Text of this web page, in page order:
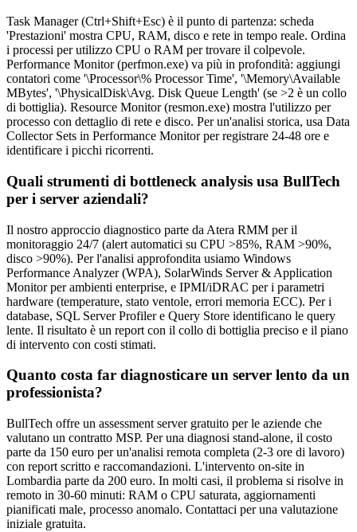
Task Manager (Ctrl+Shift+Esc) è il punto di partenza: scheda
'Prestazioni' mostra CPU, RAM, disco e rete in tempo reale. Ordina
i processi per utilizzo CPU o RAM per trovare il colpevole.
Performance Monitor (perfmon.exe) va più in profondità: aggiungi
contatori come '\Processor\% Processor Time', '\Memory\Available
MBytes', '\PhysicalDisk\Avg. Disk Queue Length' (se >2 è un collo
di bottiglia). Resource Monitor (resmon.exe) mostra l'utilizzo per
processo con dettaglio di rete e disco. Per un'analisi storica, usa Data
Collector Sets in Performance Monitor per registrare 24-48 ore e
identificare i picchi ricorrenti.
Quali strumenti di bottleneck analysis usa BullTech
per i server aziendali?
Il nostro approccio diagnostico parte da Atera RMM per il
monitoraggio 24/7 (alert automatici su CPU >85%, RAM >90%,
disco >90%). Per l'analisi approfondita usiamo Windows
Performance Analyzer (WPA), SolarWinds Server & Application
Monitor per ambienti enterprise, e IPMI/iDRAC per i parametri
hardware (temperature, stato ventole, errori memoria ECC). Per i
database, SQL Server Profiler e Query Store identificano le query
lente. Il risultato è un report con il collo di bottiglia preciso e il piano
di intervento con costi stimati.
Quanto costa far diagnosticare un server lento da un
professionista?
BullTech offre un assessment server gratuito per le aziende che
valutano un contratto MSP. Per una diagnosi stand-alone, il costo
parte da 150 euro per un'analisi remota completa (2-3 ore di lavoro)
con report scritto e raccomandazioni. L'intervento on-site in
Lombardia parte da 200 euro. In molti casi, il problema si risolve in
remoto in 30-60 minuti: RAM o CPU saturata, aggiornamenti
pianificati male, processo anomalo. Contattaci per una valutazione
iniziale gratuita.